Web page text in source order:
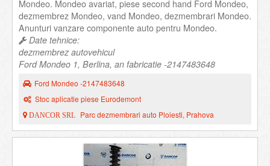
Mondeo. Mondeo avariat, piese second hand Ford Mondeo,
dezmembrez Mondeo, vand Mondeo, dezmembrari Mondeo.
Anunturi vanzare componente auto pentru Mondeo.
Date tehnice:
dezmembrez autovehicul
Ford Mondeo 1, Berlina, an fabricatie -2147483648
Ford Mondeo -2147483648
Stoc aplicatie piese Eurodemont
DANCOR SRL Parc dezmembrari auto Ploiesti, Prahova